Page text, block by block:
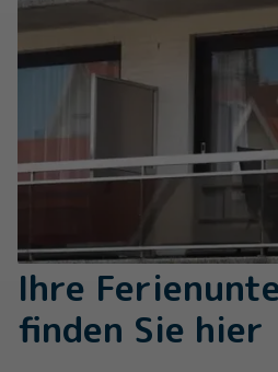
Ihre
finden Sie hier